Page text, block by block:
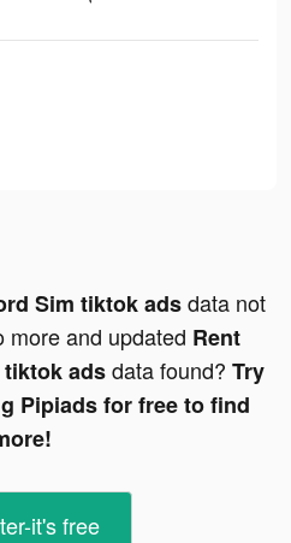
Sim tiktok adsdata not
more and updated Rent
tiktok adsdata found? Try
Pipiads for free to find
it's free